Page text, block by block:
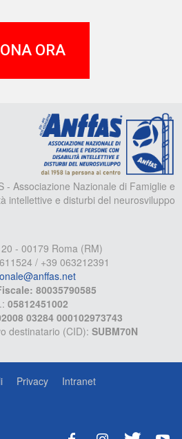
ORA
- Associazione Nazionale di Famiglie e
intellettive e disturbi del neurosviluppo
- 00179 Roma (RM)
/ +39 063212391
80035790585
05812451002
03284 000102973743
destinatario (CID): SUBM70N
Privacy Intranet